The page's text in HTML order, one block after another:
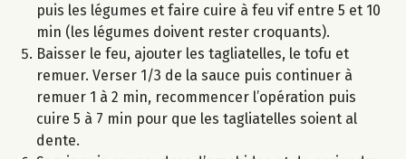
puis les légumes et faire cuire à feu vif entre 5 et 10
min (les légumes doivent rester croquants).
Baisser le feu, ajouter les tagliatelles, le tofu et
remuer. Verser 1/3 de la sauce puis continuer à
remuer 1 à 2 min, recommencer l’opération puis
cuire 5 à 7 min pour que les tagliatelles soient al
dente.